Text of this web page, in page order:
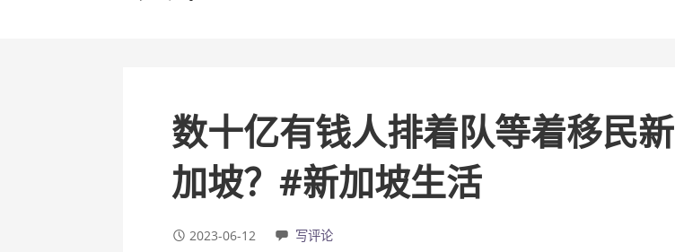
数十亿有钱人排着队等着移民新
加坡？#新加坡生活
2023-06-12 写评论